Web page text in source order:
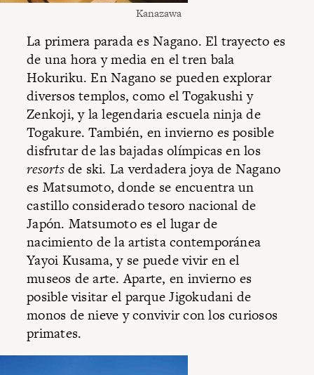
Kanazawa
La primera parada es Nagano. El trayecto es
de una hora y media en el tren bala
Hokuriku. En Nagano se pueden explorar
diversos templos, como el Togakushi y
Zenkoji, y la legendaria escuela ninja de
Togakure. También, en invierno es posible
disfrutar de las bajadas olímpicas en los
resortsde ski. La verdadera joya de Nagano
es Matsumoto, donde se encuentra un
castillo considerado tesoro nacional de
Japón. Matsumoto es el lugar de
nacimiento de la artista contemporánea
Yayoi Kusama, y se puede vivir en el
museos de arte. Aparte, en invierno es
posible visitar el parque Jigokudani de
monos de nieve y convivir con los curiosos
primates.